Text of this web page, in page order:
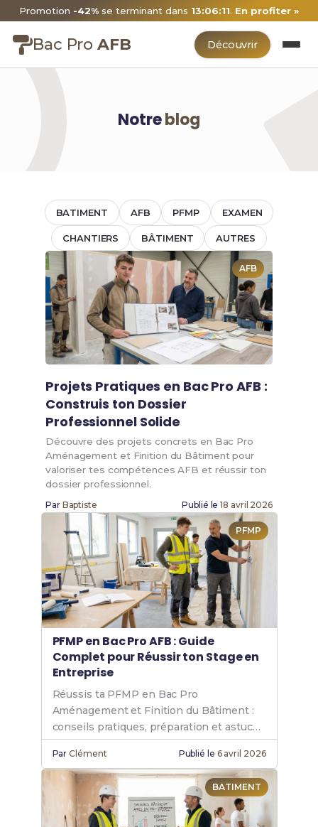
Promotion -42%se terminant dans 13:06:10 .En profiter »
Bac Pro AFB Découvrir
Notreblog
BATIMENT AFB PFMP EXAMEN
CHANTIERS BÂTIMENT AUTRES
Projets Pratiques en Bac Pro AFB :
Construis ton Dossier
Professionnel Solide
Découvre des projets concrets en Bac Pro
Aménagement et Finition du Bâtiment pour
valoriser tes compétences AFB et réussir ton
dossier professionnel.
Par Baptiste Publié le18 avril 2026
AFB
PFMP
PFMP en Bac Pro AFB : Guide
Complet pour Réussir ton Stage en
Entreprise
Réussis ta PFMP en Bac Pro
Aménagement et Finition du Bâtiment :
conseils pratiques, préparation et astuces
pour un stage valorisant.
ParClément Publié le 6 avril 2026
BATIMENT